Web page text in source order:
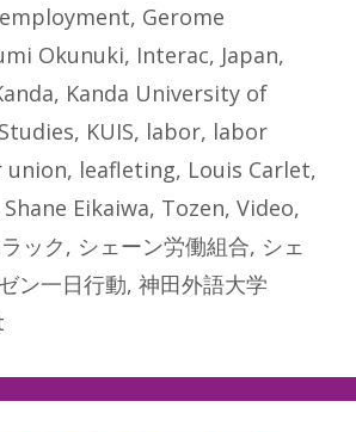
employment, Gerome
Okunuki, Interac, Japan,
, Kanda University of
, KUIS, labor, labor
union, leafleting, Louis Carlet,
Shane Eikaiwa, Tozen, Video,
ック, シェーン労働組合, シェ
ン一日行動, 神田外語大学